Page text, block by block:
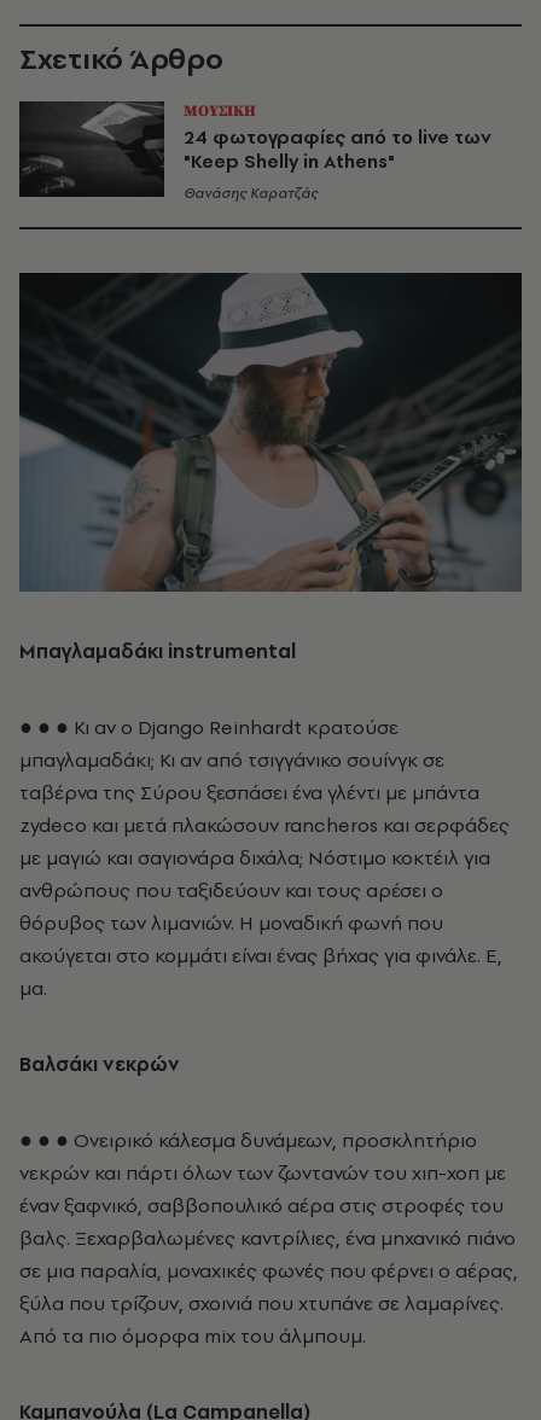
Σχετικό Άρθρο
ΜΟΥΣΙΚΗ
24 φωτογραφίες από το live των
"Keep Shelly in Athens"
Θανάσης Καρατζάς
Μπαγλαμαδάκι instrumental
● ● ● Κι αν ο Django Reinhardt κρατούσε
μπαγλαμαδάκι; Κι αν από τσιγγάνικο σουίνγκ σε
ταβέρνα της Σύρου ξεσπάσει ένα γλέντι με μπάντα
zydeco και μετά πλακώσουν rancheros και σερφάδες
με μαγιώ και σαγιονάρα διχάλα; Νόστιμο κοκτέιλ για
ανθρώπους που ταξιδεύουν και τους αρέσει ο
θόρυβος των λιμανιών. Η μοναδική φωνή που
ακούγεται στο κομμάτι είναι ένας βήχας για φινάλε. Ε,
μα.
Βαλσάκι νεκρών
● ● ● Ονειρικό κάλεσμα δυνάμεων, προσκλητήριο
νεκρών και πάρτι όλων των ζωντανών του χιπ-χοπ με
έναν ξαφνικό, σαββοπουλικό αέρα στις στροφές του
βαλς. Ξεχαρβαλωμένες καντρίλιες, ένα μηχανικό πιάνο
σε μια παραλία, μοναχικές φωνές που φέρνει ο αέρας,
ξύλα που τρίζουν, σχοινιά που χτυπάνε σε λαμαρίνες.
Από τα πιο όμορφα mix του άλμπουμ.
Καμπανούλα (La Campanella)